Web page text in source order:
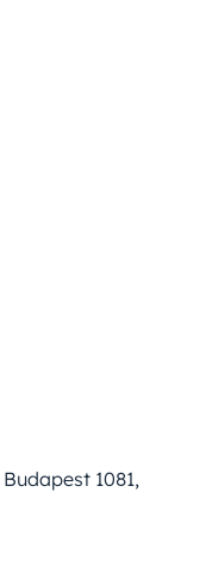
1081,